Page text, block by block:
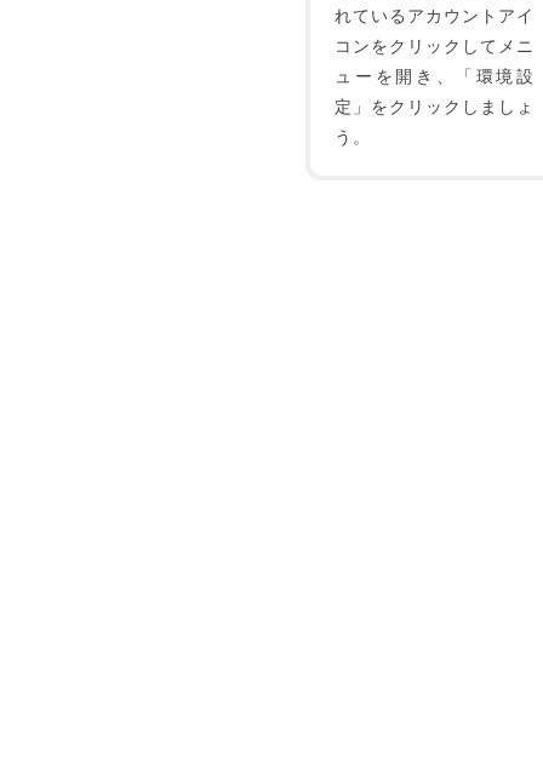
れているアカウントアイ
コンをクリックしてメニ
ューを開き、「環境設
定」をクリックしましょ
う。